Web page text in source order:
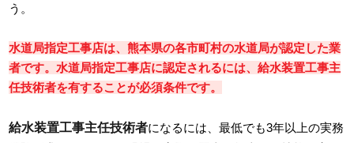
う。
水道局指定工事店は、熊本県の各市町村の水道局が認定した業
者です。水道局指定工事店に認定されるには、給水装置工事主
任技術者を有することが必須条件です。
給水装置工事主任技術者になるには、最低でも3年以上の実務